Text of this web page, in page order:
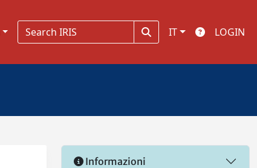
IT LOGIN
Informazioni